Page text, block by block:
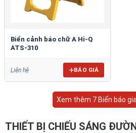
Biển cảnh báo chữ A Hi-Q
ATS-310
Liên hệ BÁO GIÁ
Xem thêm 7 Biển báo
THIẾT BỊ CHIẾU SÁNG